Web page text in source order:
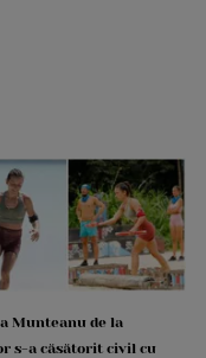
Munteanu de la
s-a căsătorit civil cu